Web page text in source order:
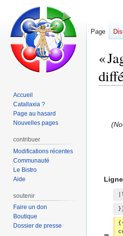
«
Page
Accueil
Catallaxia ?
Page au hasard
Nouvelles pages
contribuer
Modifications récentes
Communauté
Le Bistro
Aide
soutenir
Faire un don
Boutique
Dossier de presse